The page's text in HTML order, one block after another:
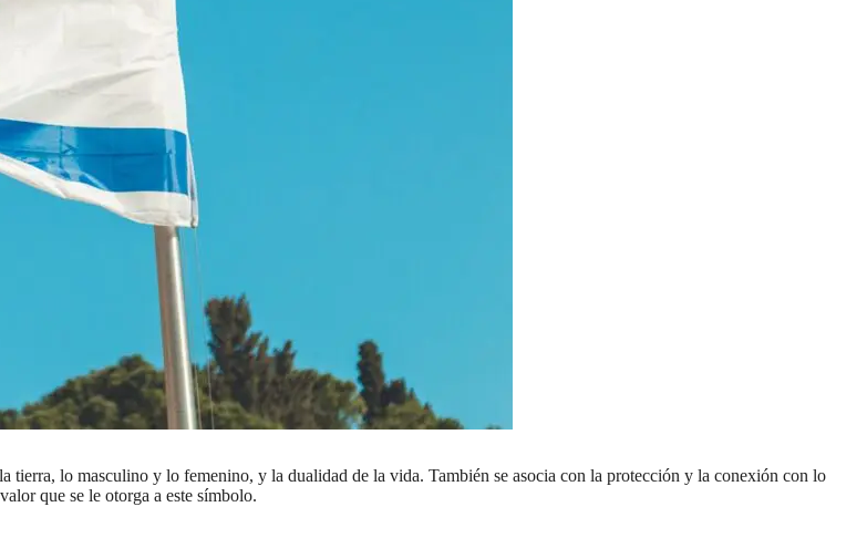
tierra, lo masculino y lo femenino, y la dualidad de la vida. También se asocia con la protección y la conexión con lo
que se le otorga a este símbolo.